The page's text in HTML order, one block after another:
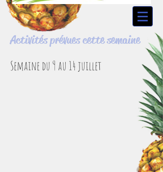
Activités prévues cette semaine
Semaine du 9 au 14 juillet